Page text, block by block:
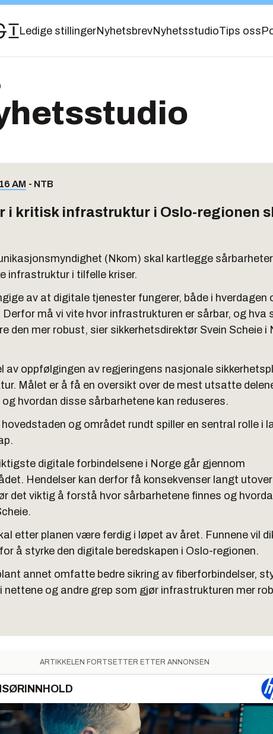
Ledige stillingerNyhetsbrevNyhetsstudioTips oss
AM - NTB
i kritisk infrastruktur i Oslo-regionen
(Nkom) skal kartlegge
infrastruktur i tilfelle kriser.
av at digitale tjenester fungerer, både i hverdagen
må vi vite hvor infrastrukturen er sårbar, og hva
den mer robust, sier sikkerhetsdirektør Svein Scheie i
av oppfølgingen av regjeringens nasjonale
Målet er å få en oversikt over de mest utsatte
hvordan disse sårbarhetene kan reduseres.
og området rundt spiller en sentral rolle i
digitale forbindelsene i Norge går gjennom
Hendelser kan derfor få konsekvenser langt
det viktig å forstå hvor sårbarhetene finnes og
etter planen være ferdig i løpet av året. Funnene vil
å styrke den digitale beredskapen i Oslo-regionen.
annet omfatte bedre sikring av fiberforbindelser,
nettene og andre grep som gjør infrastrukturen mer
ARTIKKELEN FORTSETTER ETTER ANNONSEN